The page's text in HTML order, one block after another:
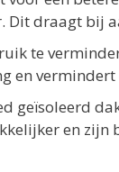
Dit draagt bij
te
en
geïsoleerd
en zijn